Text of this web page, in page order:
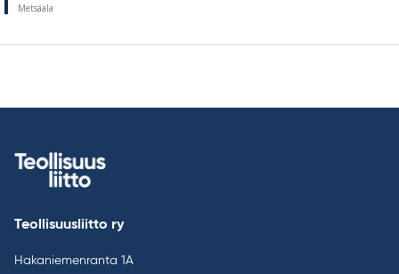
Metsäala
Teollisuusliitto ry
Hakaniemenranta 1A